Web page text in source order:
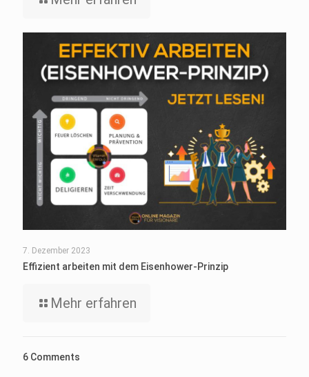
7. Dezember 2023
Effizient arbeiten mit dem Eisenhower-Prinzip
Mehr erfahren
6 Comments